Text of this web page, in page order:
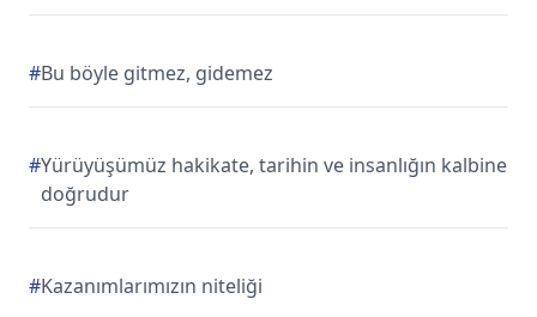
#Bu böyle gitmez, gidemez
#Yürüyüşümüz hakikate, tarihin ve insanlığın kalbine
doğrudur
#Kazanımlarımızın niteliği